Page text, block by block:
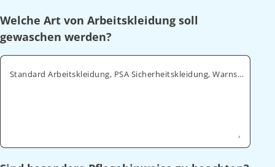
Welche Art von Arbeitskleidung soll
gewaschen werden?
Standard Arbeitskleidung, PSA Sicherheitskleidung, Warnschutz, ESD